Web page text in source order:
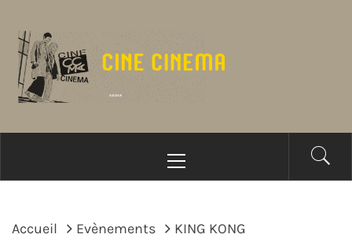
contenu
principal
Accueil Evènements KING KONG